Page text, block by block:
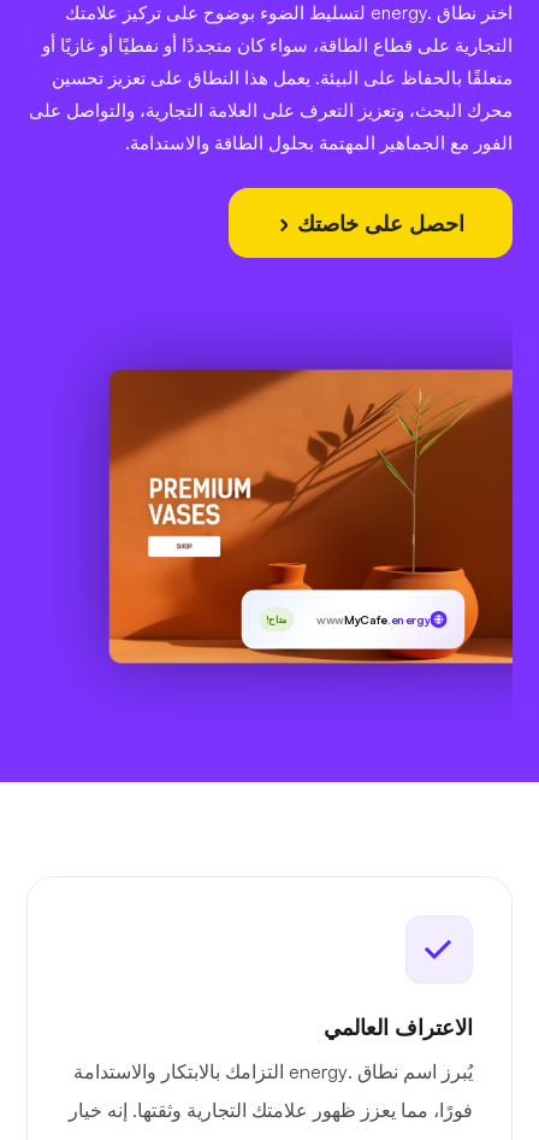
اختر نطاق .energy لتسليط الضوء بوضوح على تركيز علامتك
التجارية على قطاع الطاقة، سواء كان متجددًا أو نفطيًا أو غازيًا أو
متعلقًا بالحفاظ على البيئة. يعمل هذا النطاق على تعزيز تحسين
محرك البحث، وتعزيز التعرف على العلامة التجارية، والتواصل على
الفور مع الجماهير المهتمة بحلول الطاقة والاستدامة.
احصل على خاصتك
wwwMyCafe.energy متاح!
الاعتراف العالمي
يُبرز اسم نطاق .energy التزامك بالابتكار والاستدامة
فورًا، مما يعزز ظهور علامتك التجارية وثقتها. إنه خيار